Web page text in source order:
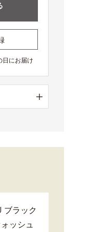
日にお届け
ブラック
ッシュ